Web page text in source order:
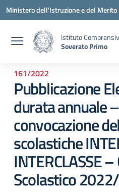
Vai ai contenuti
Vai al menu di navigazione
Vai al footer
Ministero dell'Istruzione e del Merito
Istituto
Soverato Primo
161/2022
Pubblicazione
durata annuale
convocazione
scolastiche
INTERCLASSE
Scolastico